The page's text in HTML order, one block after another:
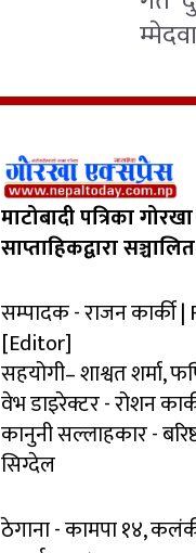
माटोबादी पत्रिका
साप्ताहिकद्वारा सञ्चालित
सम्पादक - राजन कार्की
[Editor]
सहयोगी– शाश्वत शर्मा,
वेभ डाइरेक्टर - रोशन
कानुनी सल्लाहकार -
सिग्देल
ठेगाना - कामपा १४,